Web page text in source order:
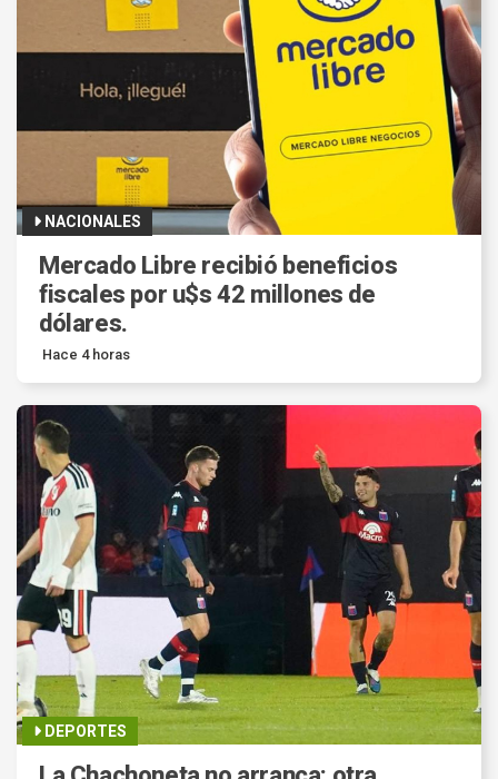
NACIONALES
Mercado Libre recibió beneficios
fiscales por u$s 42 millones de
dólares.
Hace 4 horas
DEPORTES